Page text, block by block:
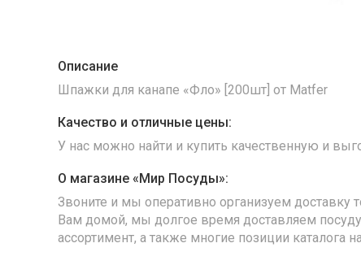
Описание
Шпажки для канапе «Фло» [200шт] от Matfer
Качество и отличные цены:
У нас можно найти и купить качественную и
О магазине «Мир Посуды»:
Звоните и мы оперативно организуем доставку
Вам домой, мы долгое время доставляем
ассортимент, а также многие позиции каталога